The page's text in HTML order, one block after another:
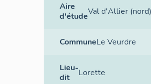
Aire
d'étudeVal d'Allier (nord)
CommuneLe Veurdre
Lieu-
dit
Lorette